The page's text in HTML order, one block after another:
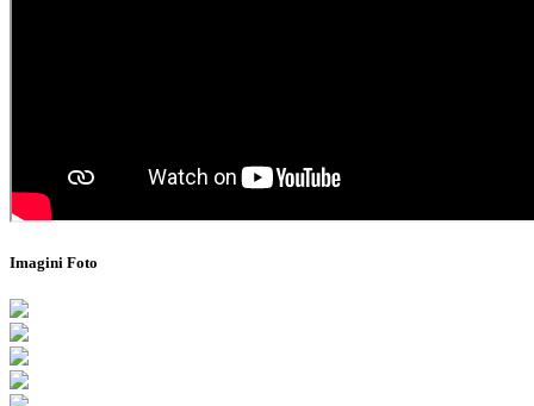
Imagini Foto